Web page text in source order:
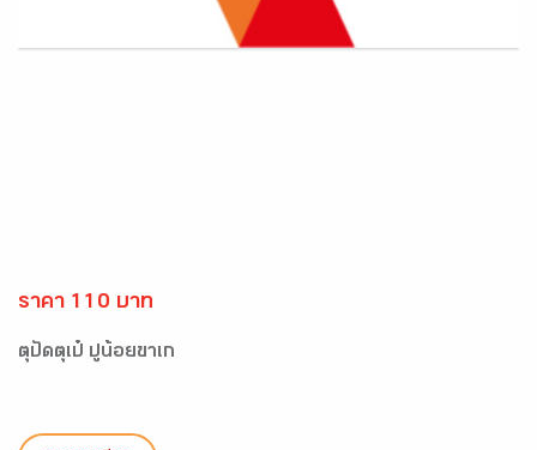
ราคา 110 บาท
ตุปัดตุเป๋ ปูน้อยขาเก